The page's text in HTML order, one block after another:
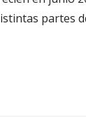
partes